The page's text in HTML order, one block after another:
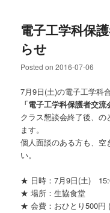
電子工学科保
らせ
Posted on2016-07-06
7月9日(土)の電子工学科
「電子工学科保護者交流
クラス懇談会終了後、
ます。
個人面談のある方も、空
い。
★ 日時：7月9日(土)
★ 場所：生協食堂
★ 会費：おひとり500円